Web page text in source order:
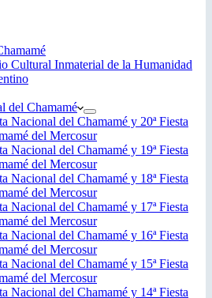
Cultural Inmaterial de la Humanidad
del Chamamé
Nacional del Chamamé y 20ª Fiesta
del Mercosur
Nacional del Chamamé y 19ª Fiesta
del Mercosur
Nacional del Chamamé y 18ª Fiesta
del Mercosur
Nacional del Chamamé y 17ª Fiesta
del Mercosur
Nacional del Chamamé y 16ª Fiesta
del Mercosur
Nacional del Chamamé y 15ª Fiesta
del Mercosur
Nacional del Chamamé y 14ª Fiesta